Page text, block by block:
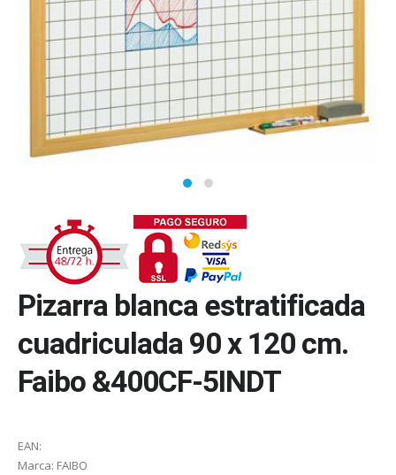
Pizarra blanca estratificada
cuadriculada 90 x 120 cm.
Faibo &400CF-5INDT
EAN:
Marca: FAIBO